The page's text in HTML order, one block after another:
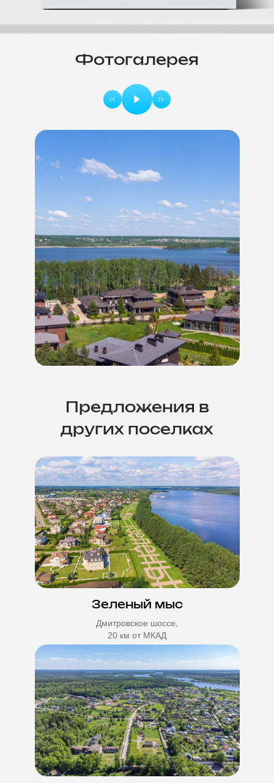
Фотогалерея
Предложения в
других поселках
Зеленый мыс
Дмитровское шоссе,
20 км от МКАД